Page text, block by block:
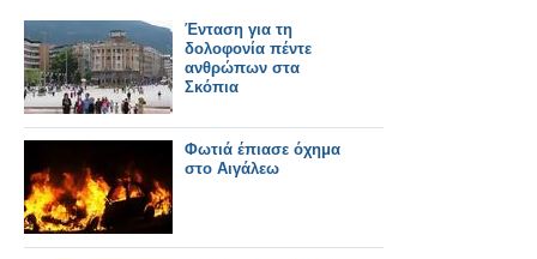
Ένταση για τη
δολοφονία πέντε
ανθρώπων στα
Σκόπια
Φωτιά έπιασε όχημα
στο Αιγάλεω